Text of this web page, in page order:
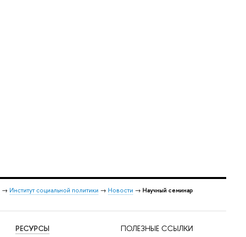
→ Институт социальной политики → Новости → Научный семинар
РЕСУРСЫ ПОЛЕЗНЫЕ ССЫЛКИ